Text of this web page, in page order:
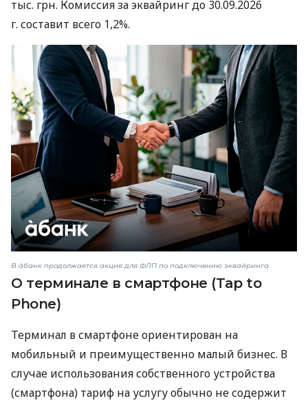
тыс. грн. Комиссия за эквайринг до 30.09.2026
г. составит всего 1,2%.
В àбанк продолжается акция для ФЛП по подключению эквайринга
О терминале в смартфоне (Tap to
Phone)
Терминал в смартфоне ориентирован на
мобильный и преимущественно малый бизнес. В
случае использования собственного устройства
(смартфона) тариф на услугу обычно не содержит